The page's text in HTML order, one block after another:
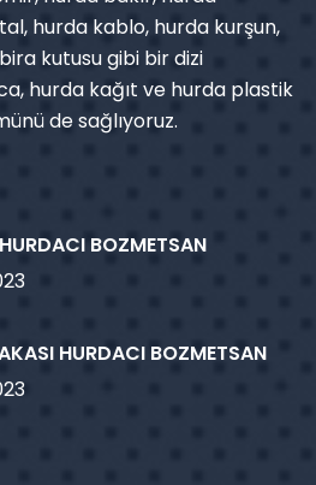
hurda kablo, hurda kurşun,
kutusu gibi bir dizi
hurda kağıt ve hurda plastik
de sağlıyoruz.
BOZMETSAN
HURDACI BOZMETSAN